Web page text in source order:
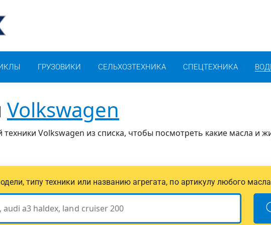
ГРУЗОВИКИ СЕЛЬХОЗТЕХНИКА СПЕЦТЕХНИКА
Volkswagen
Volkswagen из списка, чтобы посмотреть какие масла и
типу техники или названию агрегата, по артикулу любого